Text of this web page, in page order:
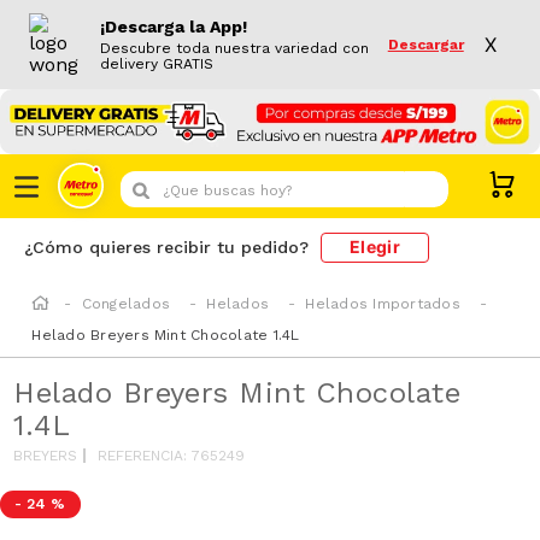
¡Descarga la App!
Descubre toda nuestra variedad con
delivery GRATIS
Descargar X
¿Que buscas hoy?
¿Cómo quieres recibir tu pedido? Elegir
Congelados Helados
Helados Importados
Helado Breyers Mint Chocolate 1.4L
Helado Breyers Mint Chocolate
1.4L
BREYERS REFERENCIA:765249
- 24 %